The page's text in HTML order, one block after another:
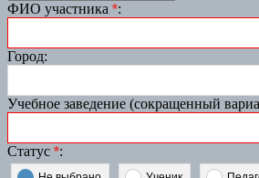
ФИО участника *:
Город:
Учебное заведение (сокращенный
Статус *: